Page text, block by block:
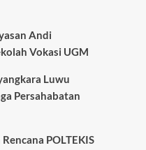
Andi
Vokasi UGM
Luwu
Persahabatan
POLTEKIS